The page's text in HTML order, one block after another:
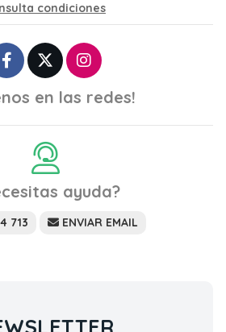
condiciones
en las redes!
ayuda?
713 ENVIAR EMAIL